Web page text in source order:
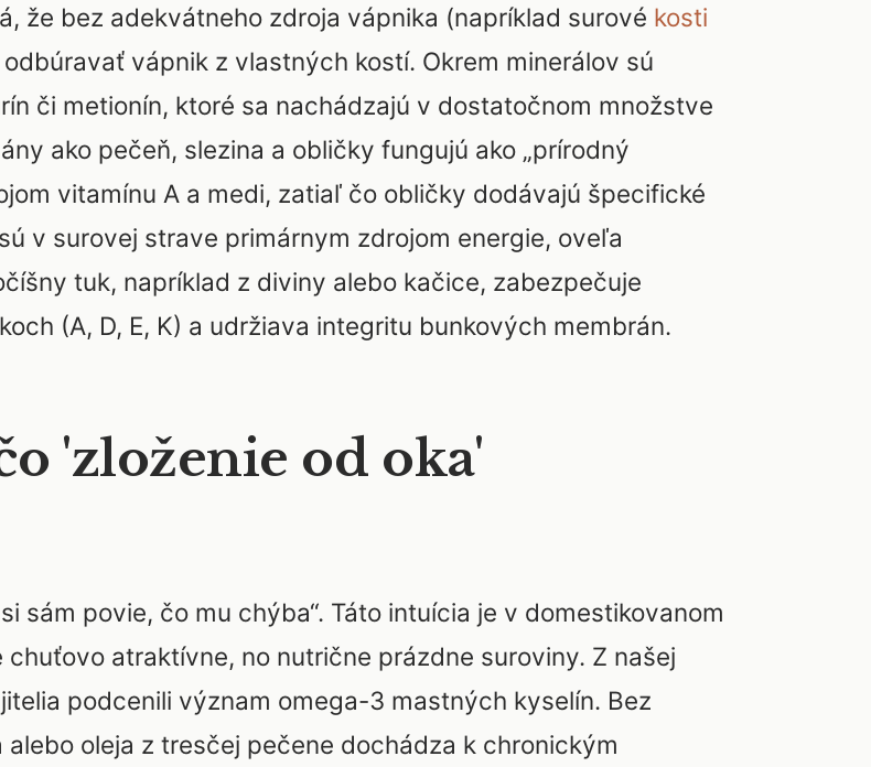
že bez adekvátneho zdroja vápnika (napríklad surové kosti
vápnik z vlastných kostí. Okrem minerálov sú
či metionín, ktoré sa nachádzajú v dostatočnom množstve
ako pečeň, slezina a obličky fungujú ako „prírodný
vitamínu A a medi, zatiaľ čo obličky dodávajú špecifické
v surovej strave primárnym zdrojom energie, oveľa
tuk, napríklad z diviny alebo kačice, zabezpečuje
(A, D, E, K) a udržiava integritu bunkových membrán.
'zloženie od oka'
sám povie, čo mu chýba“. Táto intuícia je v domestikovanom
atraktívne, no nutrične prázdne suroviny. Z našej
podcenili význam omega-3 mastných kyselín. Bez
oleja z tresčej pečene dochádza k chronickým